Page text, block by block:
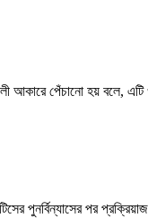
পেঁচানো হয় বলে, এটি
পুনর্বিন্যাসের পর